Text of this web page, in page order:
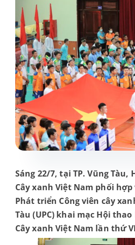
Dự án
Sản
Liên hệ
Sáng 22/7, tại TP. Vũng Tàu,
Cây xanh Việt Nam phối hợp
Phát triển Công viên cây
Tàu (UPC) khai mạc Hội
Cây xanh Việt Nam lần thứ